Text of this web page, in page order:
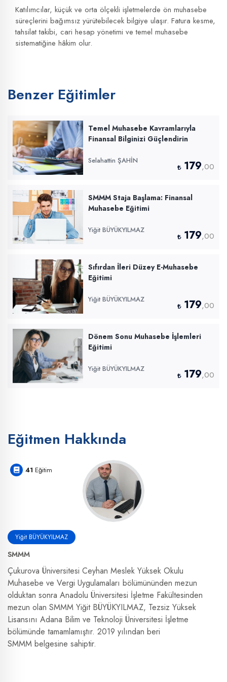
Katılımcılar, küçük ve orta ölçekli işletmelerde ön muhasebe
süreçlerini bağımsız yürütebilecek bilgiye ulaşır. Fatura kesme,
tahsilat takibi, cari hesap yönetimi ve temel muhasebe
sistematiğine hâkim olur.
Benzer Eğitimler
Temel Muhasebe Kavramlarıyla
Finansal Bilginizi Güçlendirin
Selahattin ŞAHİN 179,00
SMMM Staja Başlama: Finansal
Muhasebe Eğitimi
Yiğit BÜYÜKYILMAZ 179,00
Sıfırdan İleri Düzey E-Muhasebe
Eğitimi
Yiğit BÜYÜKYILMAZ 179,00
Dönem Sonu Muhasebe İşlemleri
Eğitimi
Yiğit BÜYÜKYILMAZ 179,00
Eğitmen Hakkında
Yiğit BÜYÜKYILMAZ
SMMM
Çukurova Üniversitesi Ceyhan Meslek Yüksek Okulu
Muhasebe ve Vergi Uygulamaları bölümününden mezun
olduktan sonra Anadolu Üniversitesi İşletme Fakültesinden
mezun olan SMMM Yiğit BÜYÜKYILMAZ, Tezsiz Yüksek
Lisansını Adana Bilim ve Teknoloji Üniversitesi İşletme
bölümünde tamamlamıştır. 2019 yılından beri
SMMM belgesine sahiptir.
41 Eğitim